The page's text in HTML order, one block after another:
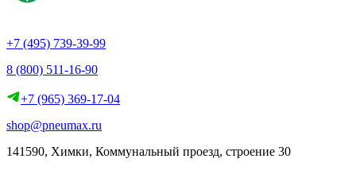
+7 (495) 739-39-99
8 (800) 511-16-90
+7 (965) 369-17-04
shop@pneumax.ru
141590, Химки, Коммунальный проезд, строение 30